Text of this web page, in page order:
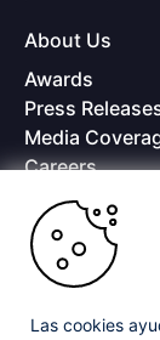
About Us
Awards
Press
Media
Careers
Offices
Copyright ©
subsidiaries or
trademarks of
Las cookies